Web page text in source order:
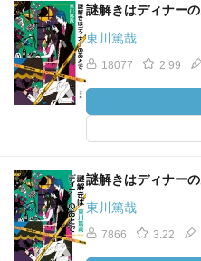
遺産である不動産で悠々自適
【松浦宏一／まつうら・こう
【松本詩織／まつもと・し
教師。真面目で控え目。
【松山健人／まつやま・け
ート社員。ルックスもよい
わけではない。
きどき思う。現職刑事とし
るべきではないと、常々自
p.263
【マリィの地元】ハウステ
謎解きはディナー
東川篤哉
18077 2.99
謎解きはディナー
東川篤哉
7866 3.22